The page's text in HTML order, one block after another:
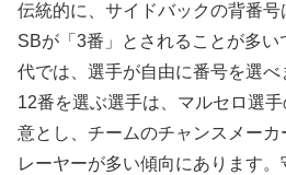
伝統的に、サイドバックの背番
SBが「3番」とされることが多い
代では、選手が自由に番号を選
12番を選ぶ選手は、マルセロ選
意とし、チームのチャンスメー
レーヤーが多い傾向にあります